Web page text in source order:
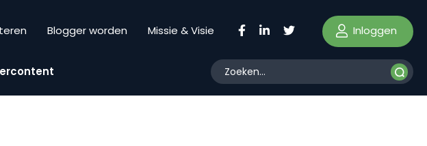
Blogger worden Missie & Visie Inloggen